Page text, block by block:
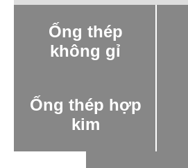
Ống thép
không gỉ
Ống thép hợp
kim